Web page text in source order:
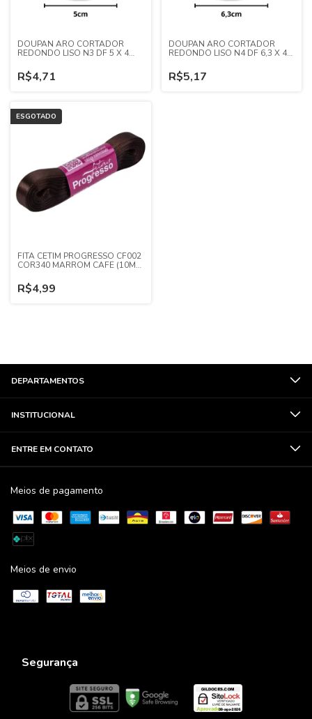
DOUPAN ARO CORTADOR
REDONDO LISO N3 DF 5 X 4
R$4,71
DOUPAN ARO CORTADOR
REDONDO LISO N4 DF 6,3 X 4
R$5,17
ESGOTADO
FITA CETIM PROGRESSO CF002
COR340 MARROM CAFE (10MM
R$4,99
DEPARTAMENTOS
INSTITUCIONAL
ENTRE EM CONTATO
Meios de pagamento
Meios de envio
Segurança